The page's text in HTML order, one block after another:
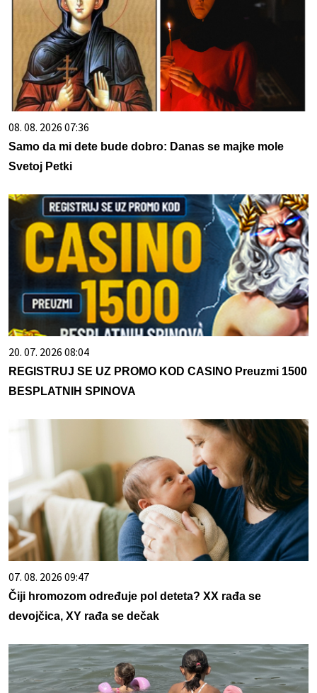
08. 08. 2026 07:36
Samo da mi dete bude dobro: Danas se majke mole
Svetoj Petki
20. 07. 2026 08:04
REGISTRUJ SE UZ PROMO KOD CASINO Preuzmi 1500
BESPLATNIH SPINOVA
07. 08. 2026 09:47
Čiji hromozom određuje pol deteta? XX rađa se
devojčica, XY rađa se dečak